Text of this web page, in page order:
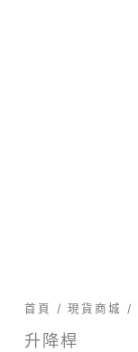
首頁 /現貨商城 /
升降桿